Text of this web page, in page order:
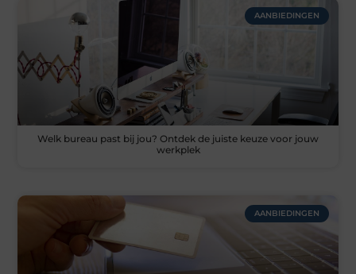
AANBIEDINGEN
Welk bureau past bij jou? Ontdek de juiste keuze voor jouw
werkplek
AANBIEDINGEN